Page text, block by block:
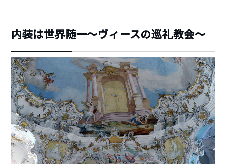
内装は世界随一～ヴィースの巡礼教会～